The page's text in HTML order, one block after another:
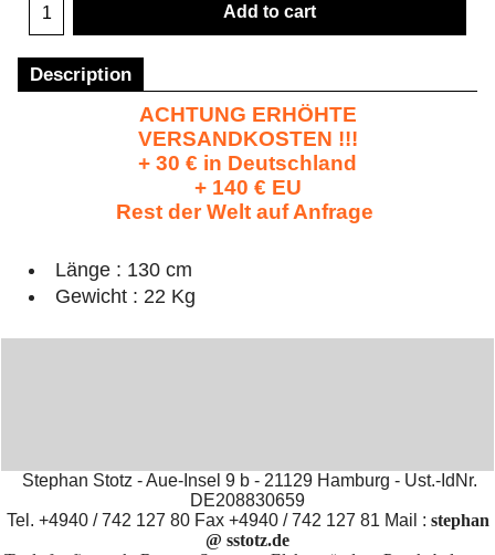
Add to cart
Description
ACHTUNG ERHÖHTE
VERSANDKOSTEN !!!
+ 30 € in Deutschland
+ 140 € EU
Rest der Welt auf Anfrage
Länge : 130 cm
Gewicht : 22 Kg
Stephan Stotz - Aue-Insel 9 b - 21129 Hamburg - Ust.-IdNr.
DE208830659
Tel. +4940 / 742 127 80 Fax +4940 / 742 127 81 Mail : stephan
@ sstotz.de